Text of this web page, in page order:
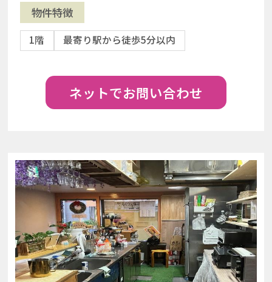
物件特徴
1階 最寄り駅から徒歩5分以内
ネットでお問い合わせ